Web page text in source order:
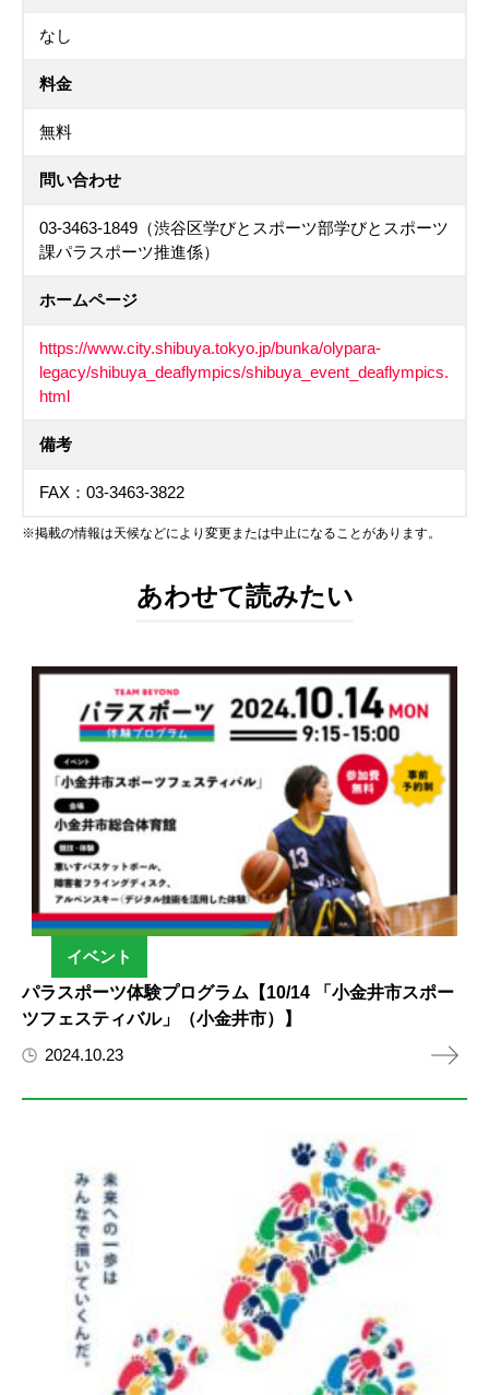
なし
料金
無料
問い合わせ
03-3463-1849（渋谷区学びとスポーツ部学びとスポーツ
課パラスポーツ推進係）
ホームページ
https://www.city.shibuya.tokyo.jp/bunka/olypara-
legacy/shibuya_deaflympics/shibuya_event_deaflympics.
html
備考
FAX：03-3463-3822
※掲載の情報は天候などにより変更または中止になることがあります。
あわせて読みたい
イベント
パラスポーツ体験プログラム【10/14 「小金井市スポー
ツフェスティバル」（小金井市）】
2024.10.23